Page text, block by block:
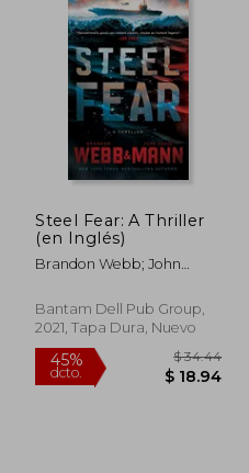
45%
dcto.
$ 52.15
$ 28.68
Steel Fear: A Thriller
(en Inglés)
Brandon Webb; John
Bantam Dell Pub Group,
2021, Tapa Dura, Nuevo